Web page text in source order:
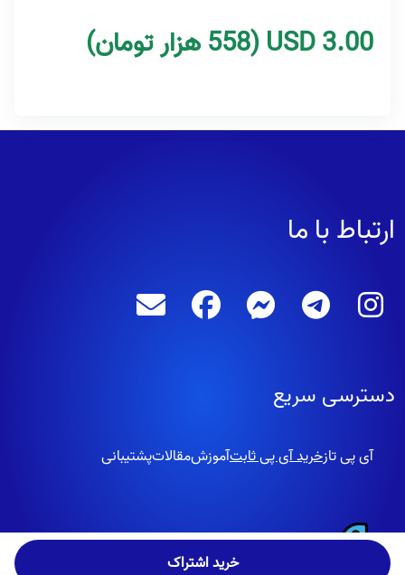
3.00 USD (558 هزار تومان)
خرید اشتراک
ارتباط با ما
دسترسی سریع
آی پی تازخرید آی پی ثابتآموزشمقالاتپشتیبانی
کلیه حقوق این وب سایت متعلق به آی پی تاز است.